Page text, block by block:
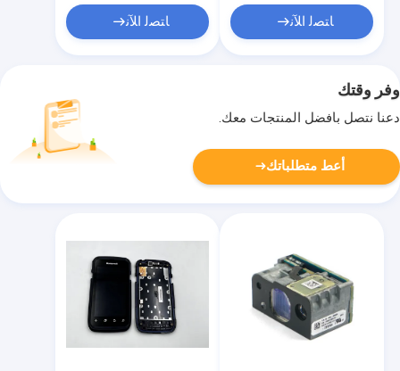
ﺎﺘﺼﻟ ﺍﻶﻧ ﺎﺘﺼﻟ ﺍﻶﻧ
وفر وقتك
دعنا نتصل بأفضل المنتجات معك.
أعط متطلباتك